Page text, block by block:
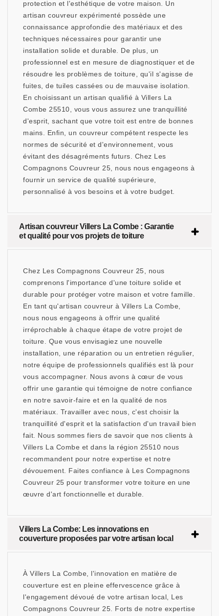
protection et l'esthétique de votre maison. Un
artisan couvreur expérimenté possède une
connaissance approfondie des matériaux et des
techniques nécessaires pour garantir une
installation solide et durable. De plus, un
professionnel est en mesure de diagnostiquer et de
résoudre les problèmes de toiture, qu'il s'agisse de
fuites, de tuiles cassées ou de mauvaise isolation.
En choisissant un artisan qualifié à Villers La
Combe 25510, vous vous assurez une tranquillité
d'esprit, sachant que votre toit est entre de bonnes
mains. Enfin, un couvreur compétent respecte les
normes de sécurité et d'environnement, vous
évitant des désagréments futurs. Chez Les
Compagnons Couvreur 25, nous nous engageons à
fournir un service de qualité supérieure,
personnalisé à vos besoins et à votre budget.
Artisan couvreur Villers La Combe : Garantie
et qualité pour vos projets de toiture
Chez Les Compagnons Couvreur 25, nous
comprenons l'importance d'une toiture solide et
durable pour protéger votre maison et votre famille.
En tant qu'artisan couvreur à Villers La Combe,
nous nous engageons à offrir une qualité
irréprochable à chaque étape de votre projet de
toiture. Que vous envisagiez une nouvelle
installation, une réparation ou un entretien régulier,
notre équipe de professionnels qualifiés est là pour
vous accompagner. Nous avons à cœur de vous
offrir une garantie qui témoigne de notre confiance
en notre savoir-faire et en la qualité de nos
matériaux. Travailler avec nous, c'est choisir la
tranquillité d'esprit et la satisfaction d'un travail bien
fait. Nous sommes fiers de savoir que nos clients à
Villers La Combe et dans la région 25510 nous
recommandent pour notre expertise et notre
dévouement. Faites confiance à Les Compagnons
Couvreur 25 pour transformer votre toiture en une
œuvre d'art fonctionnelle et durable.
Villers La Combe: Les innovations en
couverture proposées par votre artisan local
À Villers La Combe, l'innovation en matière de
couverture est en pleine effervescence grâce à
l'engagement dévoué de votre artisan local, Les
Compagnons Couvreur 25. Forts de notre expertise